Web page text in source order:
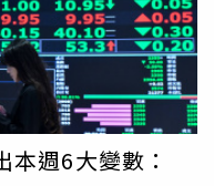
承完導演的活動範圍附
姜草也透露，早就知道
但實際狀況比想像中更
，我看他都是留著大鬍
讓趙寅成忍不住吐槽：
磨人，但站在我的立
和《希望：末日血
元。謝金河指出，2020
度回落至235.5元，但
求，推升晶片需求大幅
代工龍頭地位。至於
上美國暴力升息，台
前景充滿質疑，甚至
巴菲特當時透過波克夏
週6大變數：